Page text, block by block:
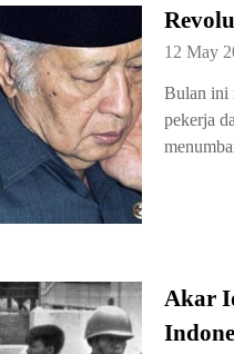
12 May
Bulan ini
pekerja
Akar